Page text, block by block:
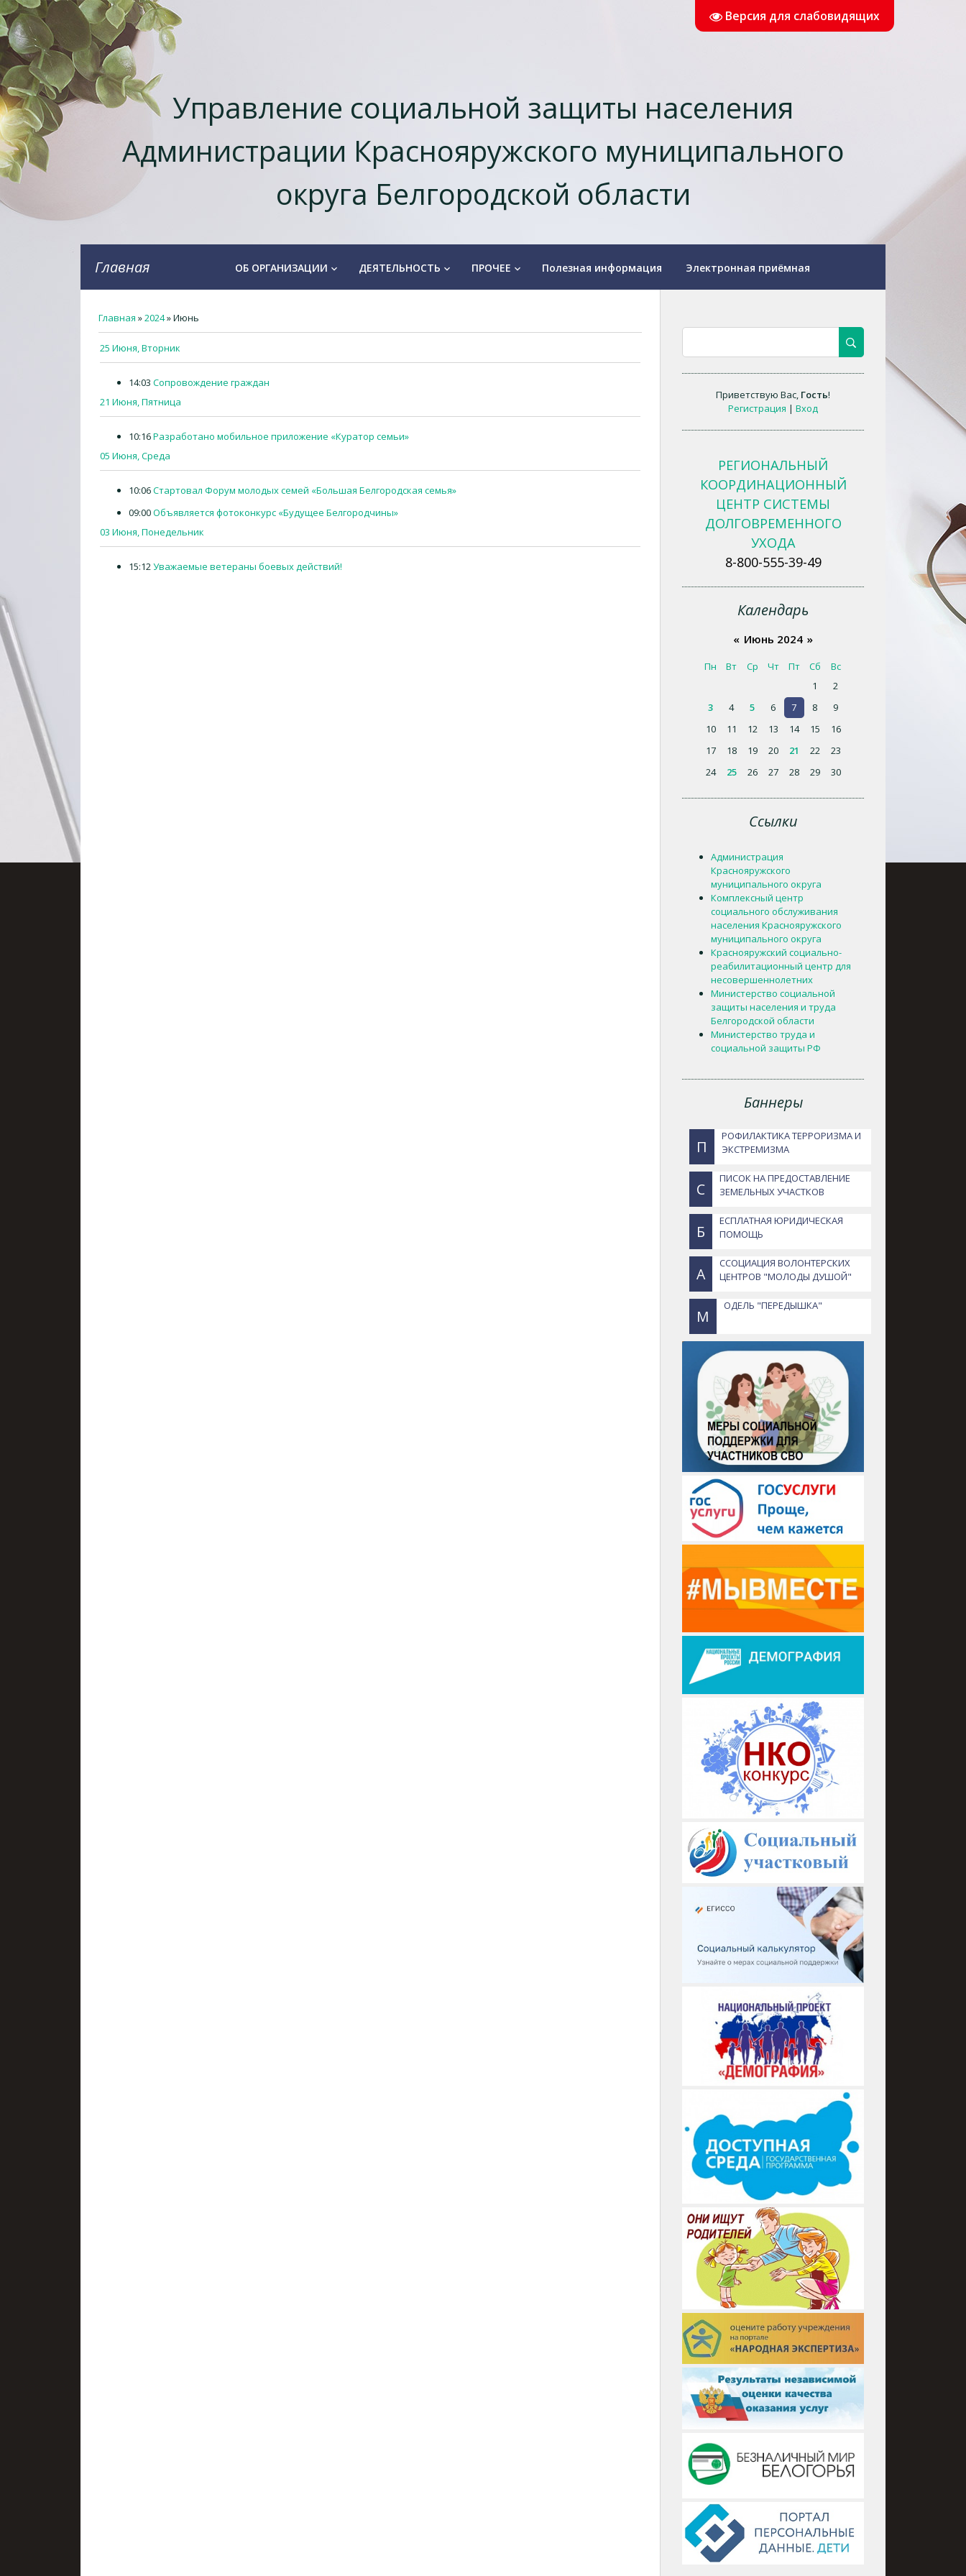
Версия для слабовидящих
Управление социальной защиты населения
Администрации Краснояружского муниципального
округа Белгородской области
Главная ОБ ОРГАНИЗАЦИИ keyboard_arrow_down ДЕЯТЕЛЬНОСТЬ keyboard_arrow_down ПРОЧЕЕ keyboard_arrow_down Полезная информация Электронная приёмная
Главная »2024»Июнь
25 Июня, Вторник
14:03 Сопровождение граждан
21 Июня, Пятница
10:16Разработано мобильное приложение «Куратор семьи»
05 Июня, Среда
10:06Стартовал Форум молодых семей «Большая Белгородская семья»
09:00Объявляется фотоконкурс «Будущее Белгородчины»
03 Июня, Понедельник
15:12Уважаемые ветераны боевых действий!
Приветствую Вас, Гость!
Регистрация |Вход
РЕГИОНАЛЬНЫЙ
КООРДИНАЦИОННЫЙ
ЦЕНТР СИСТЕМЫ
ДОЛГОВРЕМЕННОГО
УХОДА
8-800-555-39-49
Календарь
« Июнь 2024 »
Пн Вт Ср Чт Пт Сб
Вс
1
2
3
4 5 6 7 8
9
10
11 12 13 14 15
16
17
18 19 20 21 22
23
24
25 26 27 28 29 30
Ссылки
Администрация
Краснояружского
муниципального округа
Комплексный центр
социального обслуживания
населения Краснояружского
муниципального округа
Краснояружский социально-
реабилитационный центр для
несовершеннолетних
Министерство социальной
защиты населения и труда
Белгородской области
Министерство труда и
социальной защиты РФ
Баннеры
П
РОФИЛАКТИКА ТЕРРОРИЗМА И
ЭКСТРЕМИЗМА
С
ПИСОК НА ПРЕДОСТАВЛЕНИЕ
ЗЕМЕЛЬНЫХ УЧАСТКОВ
Б
ЕСПЛАТНАЯ ЮРИДИЧЕСКАЯ
ПОМОЩЬ
А
ССОЦИАЦИЯ ВОЛОНТЕРСКИХ
ЦЕНТРОВ "МОЛОДЫ ДУШОЙ"
М
ОДЕЛЬ "ПЕРЕДЫШКА"